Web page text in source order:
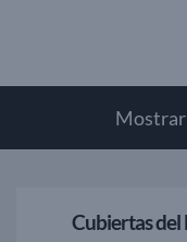
Mostrar
Cubiertas del